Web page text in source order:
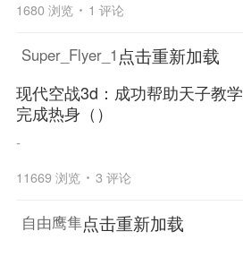
1680 浏览 1 评论
Super_Flyer_1 点击重新加载
现代空战3d：成功帮助天子教学
完成热身（）
-
11669 浏览 3 评论
自由鹰隼点击重新加载